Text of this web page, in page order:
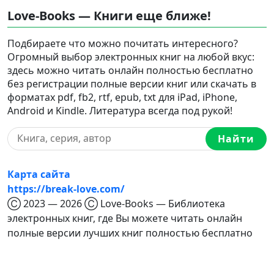
Love-Books — Книги еще ближе!
Подбираете что можно почитать интересного?
Огромный выбор электронных книг на любой вкус:
здесь можно читать онлайн полностью бесплатно
без регистрации полные версии книг или скачать в
форматах pdf, fb2, rtf, epub, txt для iPad, iPhone,
Android и Kindle. Литература всегда под рукой!
Найти
Карта сайта
https://break-love.com/
Ⓒ 2023 — 2026 Ⓒ Love-Books — Библиотека
электронных книг, где Вы можете читать онлайн
полные версии лучших книг полностью бесплатно